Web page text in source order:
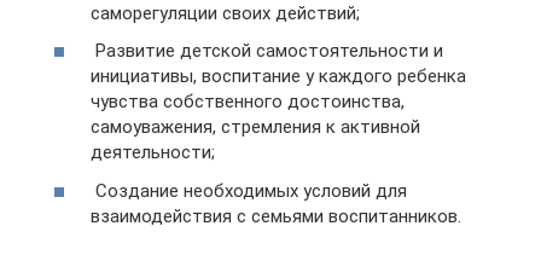
саморегуляции своих действий;
Развитие детской самостоятельности и
инициативы, воспитание у каждого ребенка
чувства собственного достоинства,
самоуважения, стремления к активной
деятельности;
Создание необходимых условий для
взаимодействия с семьями воспитанников.